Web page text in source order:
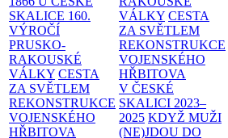
SKALICE 160.
VÝROČÍ
PRUSKO-
RAKOUSKÉ
VÁLKY CESTA
ZA SVĚTLEM
REKONSTRUKCE
VOJENSKÉHO
HŘBITOVA
VÁLKY CESTA
ZA SVĚTLEM
REKONSTRUKCE
VOJENSKÉHO
HŘBITOVA
V ČESKÉ
SKALICI 2023–
2025 KDYŽ MUŽI
(NE)JDOU DO